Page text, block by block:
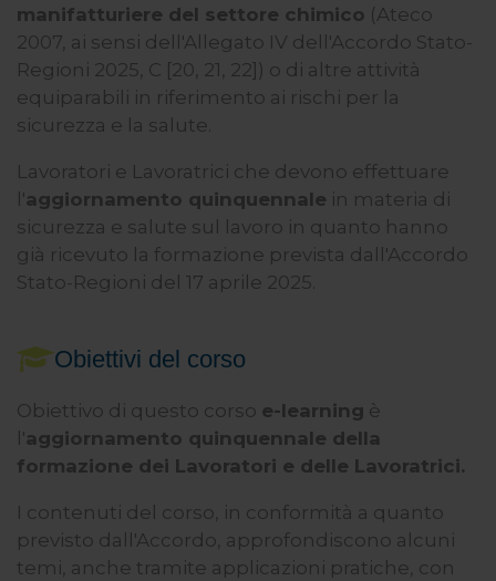
manifatturiere del settore chimico (Ateco
2007, ai sensi dell'Allegato IV dell'Accordo Stato-
Regioni 2025, C [20, 21, 22]) o di altre attività
equiparabili in riferimento ai rischi per la
sicurezza e la salute.
Lavoratori e Lavoratrici che devono effettuare
l'aggiornamento quinquennale in materia di
sicurezza e salute sul lavoro in quanto hanno
già ricevuto la formazione prevista dall'Accordo
Stato-Regioni del 17 aprile 2025.
Obiettivi del corso
Obiettivo di questo corso e-learning è
l'aggiornamento quinquennale della
formazione dei Lavoratori e delle Lavoratrici.
I contenuti del corso, in conformità a quanto
previsto dall'Accordo, approfondiscono alcuni
temi, anche tramite applicazioni pratiche, con